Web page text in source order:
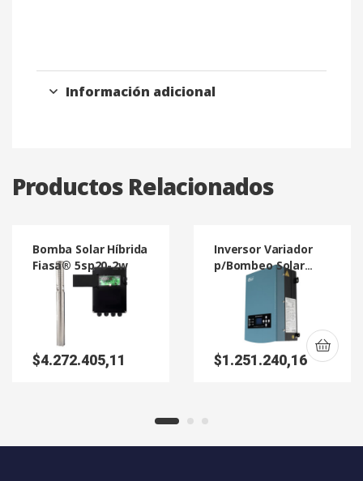
Información adicional
Productos Relacionados
Bomba Solar Híbrida
Fiasa® 5sp20-2w
$4.272.405,11
Inversor Variador
p/Bombeo Solar
HSPH2200L
$1.251.240,16